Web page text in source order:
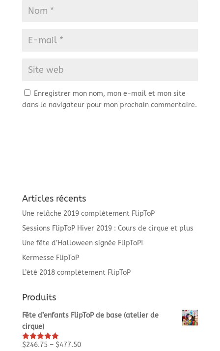
Enregistrer mon nom, mon e-mail et mon site
dans le navigateur pour mon prochain commentaire.
Articles récents
Une relâche 2019 complètement FlipToP
Sessions FlipToP Hiver 2019 : Cours de cirque et plus
Une fête d’Halloween signée FlipToP!
Kermesse FlipToP
L’été 2018 complètement FlipToP
Produits
Fête d’enfants FlipToP de base (atelier de
cirque)
Rated 5.00
$246.75– $477.50